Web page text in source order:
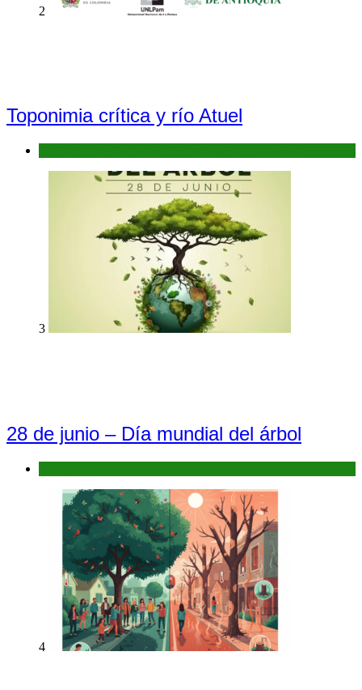
2
Toponimia crítica y río Atuel
3
28 de junio – Día mundial del árbol
4